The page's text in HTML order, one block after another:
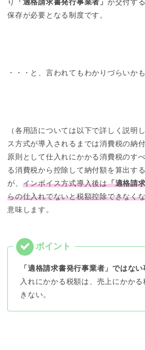
り 「適格請求書発行事業者」 が交付する
保存が必要となる制度です。
・・・と、言われてもわかりづらいか
（各用語については以下で詳しく説明
ス方式が導入されるまでは消費税の納
原則として仕入れにかかる消費税のす
る消費税から控除して納付額を算出す
が、 インボイス方式導入後は「適格請
らの仕入れでないと税額控除できなく
意味します。
「適格請求書発行事業者」ではな
入れにかかる税額は、売上にかか
きない。